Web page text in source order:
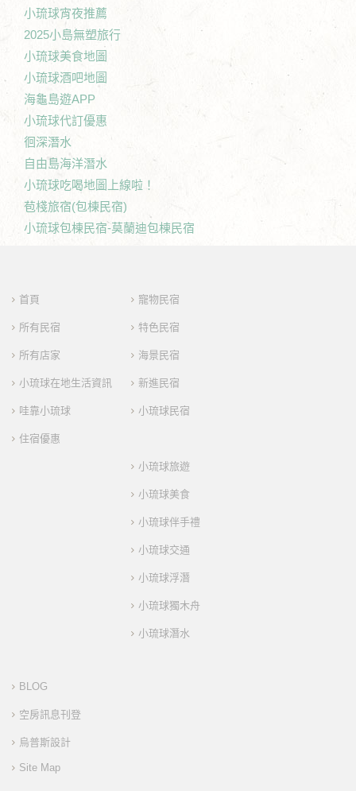
小琉球宵夜推薦
2025小島無塑旅行
小琉球美食地圖
小琉球酒吧地圖
海龜島遊APP
小琉球代訂優惠
徊深潛水
自由島海洋潛水
小琉球吃喝地圖上線啦！
苞棧旅宿(包棟民宿)
小琉球包棟民宿-莫蘭迪包棟民宿
首頁
所有民宿
所有店家
小琉球在地生活資訊
哇靠小琉球
住宿優惠
寵物民宿
特色民宿
海景民宿
新進民宿
小琉球民宿
小琉球旅遊
小琉球美食
小琉球伴手禮
小琉球交通
小琉球浮潛
小琉球獨木舟
小琉球潛水
BLOG
空房訊息刊登
烏普斯設計
Site Map